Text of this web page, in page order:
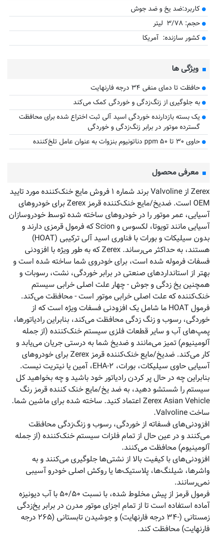
کاربرد:ضد یخ و ضد جوش
حجم: ۳/۷۸ لیتر
کشور سازنده: آمریکا
ویژگی ها
حافظت تا دمای منفی ۳۴ درجه فارنهایت
به جلوگیری از زنگ‌زدگی و خوردگی کمک می‌کند
یک بسته بازدارنده خوردگی اسید آلی ثبت اختراع شده برای محافظت
گسترده موتور در برابر زنگ‌زدگی و خوردگی
حاوی ۳۰ تا ۵۰ ppm دناتونیوم بنزوات به عنوان عامل تلخ‌کننده
معرفی محصول
Zerex از Valvoline برند شماره ۱ فروش مایع خنک‌کننده مورد تایید
OEM است. ضدیخ/مایع خنک‌کننده قرمز Zerex برای خودروهای
آسیایی، عمر موتور را در خودروهای ساخته شده توسط خودروسازان
آسیایی مانند تویوتا، لکسوس و Scion که فرمول قرمزی دارند و
بدون سیلیکات و بورات با فناوری اسید آلی ترکیبی (HOAT)
هستند، به حداکثر می‌رساند. Zerex که به طور ویژه با افزودنی
فسفات فرموله شده است، برای خودروی شما ساخته شده است و
بهتر از استانداردهای صنعتی در برابر خوردگی، نشت، رسوبات و
همچنین یخ زدگی و جوش - چهار علت اصلی خرابی سیستم
خنک‌کننده که علت اصلی خرابی موتور است - محافظت می‌کند.
فرمول HOAT ما شامل یک افزودنی فسفات ویژه است که از
خوردگی، رسوب و زنگ زدگی محافظت می‌کند، بنابراین رادیاتورها،
پمپ‌های آب و سایر قطعات فلزی سیستم خنک‌کننده (از جمله
آلومینیوم) تمیز می‌مانند و ضدیخ شما به درستی جریان می‌یابد و
کار می‌کند. ضدیخ/مایع خنک‌کننده قرمز Zerex برای خودروهای
آسیایی حاوی سیلیکات، بورات، ۲-EHA، آمین یا نیتریت نیست.
بنابراین چه در حال پر کردن رادیاتور خود باشید و چه بخواهید کل
سیستم را شستشو دهید، به ضد یخ/مایع خنک کننده قرمز رنگ
Zerex Asian Vehicle اعتماد کنید. ساخته شده برای ماشین شما.
ساخت Valvoline.
افزودنی‌های فسفاته از خوردگی، رسوب و زنگ‌زدگی محافظت
می‌کنند و در عین حال از تمام فلزات سیستم خنک‌کننده (از جمله
آلومینیوم) محافظت می‌کنند.
افزودنی‌های با کیفیت بالا از نشتی‌ها جلوگیری می‌کنند و به
واشرها، شیلنگ‌ها، پلاستیک‌ها یا روکش اصلی خودرو آسیبی
نمی‌رسانند.
فرمول قرمز از پیش مخلوط شده، با نسبت ۵۰/۵۰ با آب دیونیزه
آماده استفاده است تا از تمام اجزای موتور مدرن در برابر یخ‌زدگی
زمستانی (-۳۴ درجه فارنهایت) و جوشیدن تابستانی (۲۶۵ درجه
فارنهایت) محافظت کند.